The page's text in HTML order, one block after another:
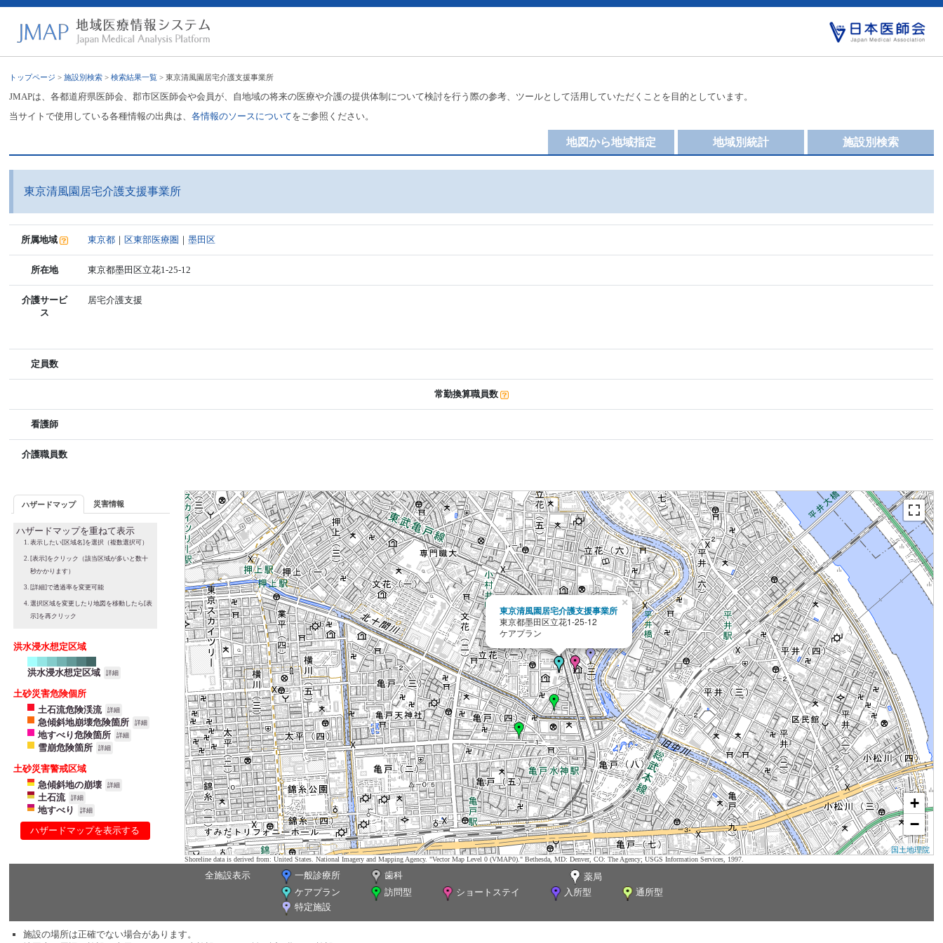
トップページ >施設別検索 >検索結果一覧 > 東京清風園居宅介護支援事業所
JMAPは、各都道府県医師会、郡市区医師会や会員が、自地域の将来の医療や介護の提供体制について検討を行う際の参考、ツールとして活用していただくことを目的としています。
当サイトで使用している各種情報の出典は、各情報のソースについてをご参照ください。
施設別検索
地域別統計
地図から地域指定
東京清風園居宅介護支援事業所
所属地域 東京都 ｜ 区東部医療圏 ｜墨田区
所在地 東京都墨田区立花1-25-12
介護サービ
ス
居宅介護支援
定員数
常勤換算職員数
看護師
介護職員数
ハザードマップ 災害情報
ハザードマップを重ねて表示
表示したい[区域名]を選択（複数選択可）
[表示]をクリック（該当区域が多いと数十
秒かかります）
[詳細]で透過率を変更可能
選択区域を変更したり地図を移動したら[表
示]を再クリック
洪水浸水想定区域
洪水浸水想定区域 詳細
土砂災害危険個所
土石流危険渓流
詳細
急傾斜地崩壊危険箇所 詳細
地すべり危険箇所 詳細
雪崩危険箇所 詳細
土砂災害警戒区域
急傾斜地の崩壊
詳細
土石流 詳細
地すべり 詳細
ハザードマップを表示する
東京清風園居宅介護支援事業所
東京都墨田区立花1-25-12
ケアプラン
×
+
−
国土地理院
Shoreline data is derived from: United States. National Imagery and Mapping Agency. "Vector Map Level 0 (VMAP0)." Bethesda, MD: Denver, CO: The Agency; USGS Information Services, 1997.
全施設表示 一般診療所 歯科
薬局
ケアプラン
訪問型 ショートステイ 入所型
通所型
特定施設
施設の場所は正確でない場合があります。